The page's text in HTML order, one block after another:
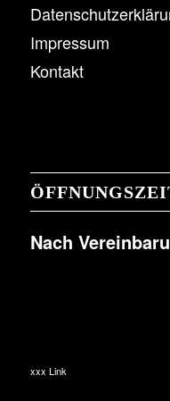
Impressum
Kontakt
Nach
xxx Link